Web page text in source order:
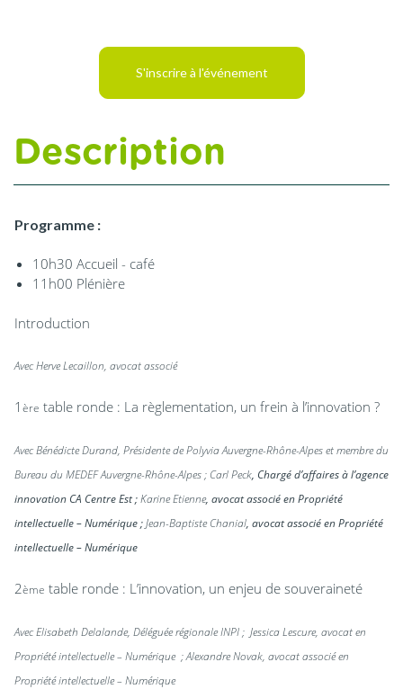
S'inscrire à l'événement
Description
Programme :
10h30 Accueil - café
11h00 Plénière
Introduction
AvecHerve Lecaillon, avocat associé
1 ère table ronde : La règlementation, un frein à l’innovation ?
AvecBénédicte Durand, Présidente de Polyvia Auvergne-Rhône-Alpes et membre du
Bureau du MEDEF Auvergne-Rhône-Alpes ; Carl Peck, Chargé d’affaires à l’agence
innovation CA Centre Est ;Karine Etienne, avocat associé en Propriété
intellectuelle – Numérique ;Jean-Baptiste Chanial, avocat associé en Propriété
intellectuelle – Numérique
2ème table ronde : L’innovation, un enjeu de souveraineté
AvecElisabeth Delalande, Déléguée régionale INPI ; Jessica Lescure, avocat en
Propriété intellectuelle – Numérique ;Alexandre Novak, avocat associé en
Propriété intellectuelle – Numérique